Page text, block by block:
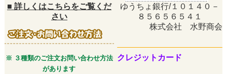
■ 詳しくはこちらをご覧くだ
さい
ゆうちょ銀行/１０１４０－
８５６５６５４１
株式会社 水野商会
※ ３種類のご注文お問い合わせ方法
があります
クレジットカード